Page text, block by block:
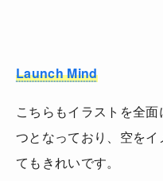
Launch Mind
こちらもイラストを全
つとなっており、空を
てもきれいです。